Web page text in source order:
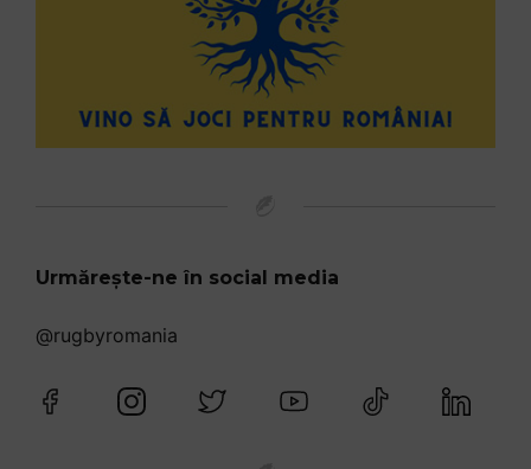
Urmărește-ne în social media
@rugbyromania